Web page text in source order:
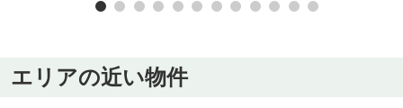
エリアの近い物件